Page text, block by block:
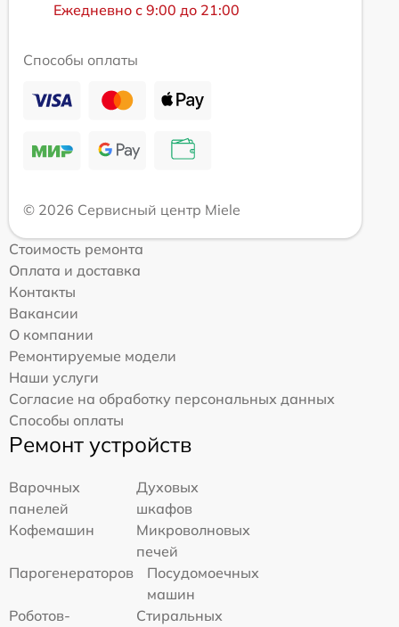
Ежедневно с 9:00 до 21:00
Способы оплаты
© 2026 Сервисный центр Miele
Стоимость ремонта
Оплата и доставка
Контакты
Вакансии
О компании
Ремонтируемые модели
Наши услуги
Согласие на обработку персональных данных
Способы оплаты
Ремонт устройств
Варочных
панелей
Духовых
шкафов
Кофемашин
Микроволновых
печей
Парогенераторов
Посудомоечных
машин
Роботов-
Стиральных